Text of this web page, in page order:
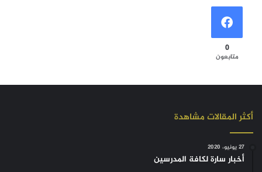
0
متابعون
أكثر المقالات مشاهدة
27 يونيو، 2020
أخبار سارة لكافة المدرسين